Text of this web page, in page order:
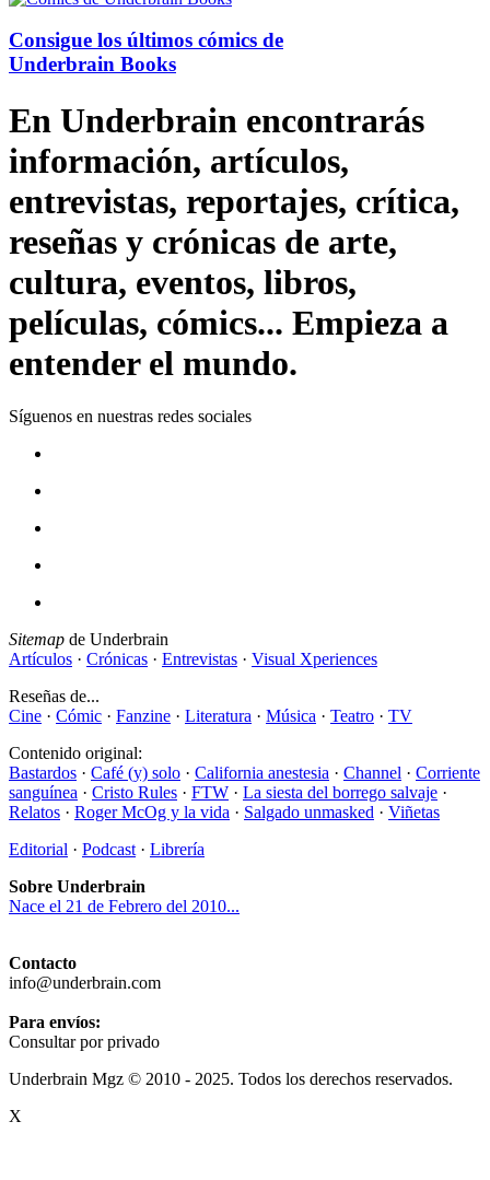
Consigue los últimos cómics de
Underbrain Books
En Underbrain encontrarás
información, artículos,
entrevistas, reportajes, crítica,
reseñas y crónicas de arte,
cultura, eventos, libros,
películas, cómics... Empieza a
entender el mundo.
Síguenos en nuestras redes sociales
Sitemap de Underbrain
Artículos · Crónicas · Entrevistas · Visual Xperiences
Reseñas de...
Cine · Cómic · Fanzine · Literatura · Música · Teatro · TV
Contenido original:
Bastardos · Café (y) solo · California anestesia · Channel · Corriente
sanguínea · Cristo Rules · FTW · La siesta del borrego salvaje ·
Relatos · Roger McOg y la vida · Salgado unmasked · Viñetas
Editorial · Podcast · Librería
Sobre Underbrain
Nace el 21 de Febrero del 2010...
Contacto
info@underbrain.com
Para envíos:
Consultar por privado
Underbrain Mgz © 2010 - 2025. Todos los derechos reservados.
X